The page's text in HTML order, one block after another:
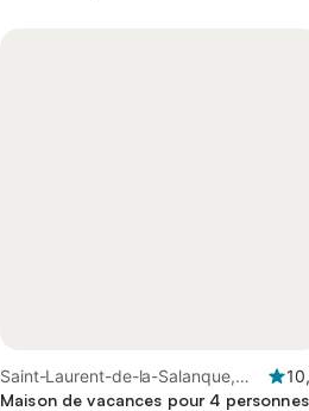
Saint-Laurent-de-la-Salanque,
Région de Perpignan
Maison de vacances pour 4